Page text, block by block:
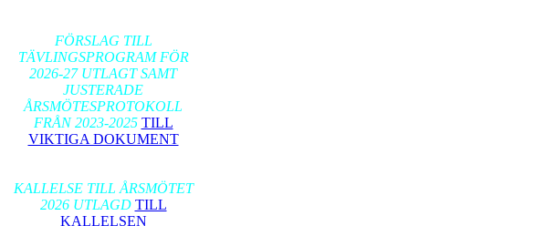
FÖRSLAG TILL
TÄVLINGSPROGRAM FÖR
2026-27 UTLAGT SAMT
JUSTERADE
ÅRSMÖTESPROTOKOLL
FRÅN 2023-2025 TILL
VIKTIGA DOKUMENT
KALLELSE TILL ÅRSMÖTET
2026 UTLAGD TILL
KALLELSEN